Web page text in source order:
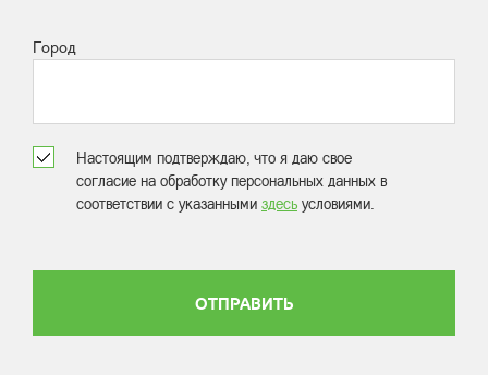
Город
Настоящим подтверждаю, что я даю свое
согласие на обработку персональных данных в
соответствии с указанными здесь условиями.
ОТПРАВИТЬ